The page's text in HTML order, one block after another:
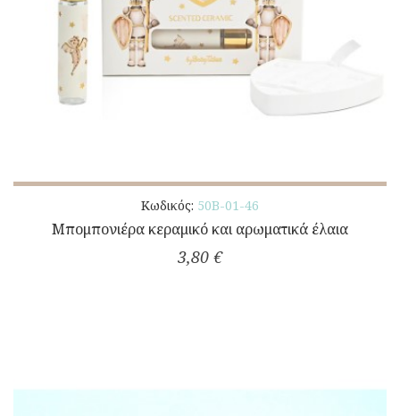
Κωδικός: 50Β-01-46
Μπομπονιέρα κεραμικό και αρωματικά έλαια
3,80 €